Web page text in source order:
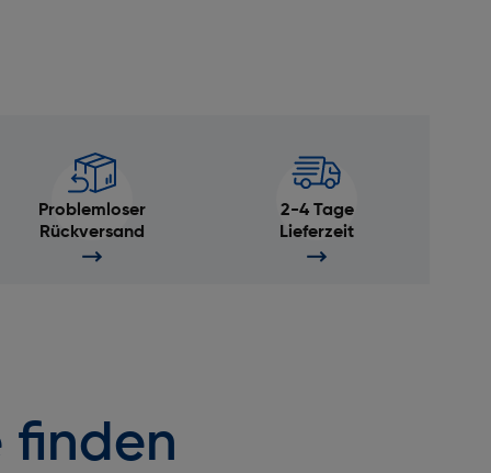
Problemloser
Rückversand
2-4 Tage
Lieferzeit
finden